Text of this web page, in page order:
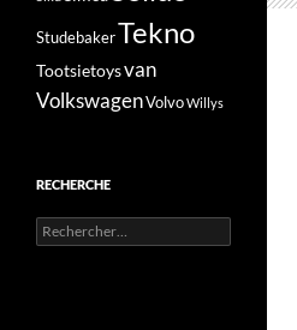
StudebakerTekno
Tootsietoysvan
VolkswagenVolvoWillys
RECHERCHE
Rechercher :